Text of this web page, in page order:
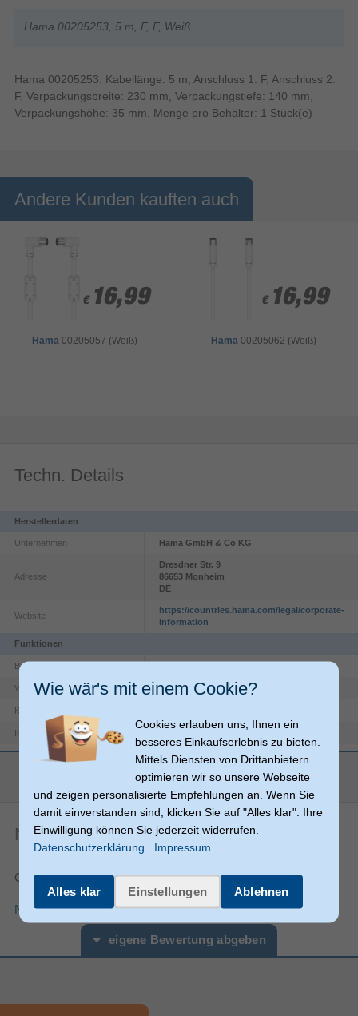
Hama 00205253, 5 m, F, F, Weiß
Hama 00205253. Kabellänge: 5 m, Anschluss 1: F, Anschluss 2:
F. Verpackungsbreite: 230 mm, Verpackungstiefe: 140 mm,
Verpackungshöhe: 35 mm. Menge pro Behälter: 1 Stück(e)
Andere Kunden kauften auch
€ 16,99
€ 16,99
Hama 00205057 (Weiß)
€ 16,99
€ 16,99
Hama 00205062 (Weiß)
Techn. Details
Herstellerdaten
Unternehmen Hama GmbH & Co KG
Adresse
Dresdner Str. 9
86653 Monheim
DE
Website
https://countries.hama.com/legal/corporate-
information
Funktionen
Beschichtung Steckerkontakte
Verstärkung 100 dB
Kabellänge
Impedanz
Magnetisch abgeschirmt
Anschluss 2 F
Produktfarbe Weiß
Anschluss2 Formfaktor
Steckverbinder 1 Geschlecht
Steckverbinder 2 Geschlecht Stecker
mehr anzeigen
Noch keine Artikelbewertungen
Gesamtnote:
Nutzungsbedingungen für Produktbewertungen
eigene Bewertung abgeben
Wie wär's mit einem Cookie?
Cookies erlauben uns, Ihnen ein
besseres Einkaufserlebnis zu bieten.
Mittels Diensten von Drittanbietern
optimieren wir so unsere Webseite
und zeigen personalisierte Empfehlungen an. Wenn Sie
damit einverstanden sind, klicken Sie auf "Alles klar". Ihre
Einwilligung können Sie jederzeit widerrufen.
Datenschutzerklärung
Impressum
Alles klar Einstellungen Ablehnen